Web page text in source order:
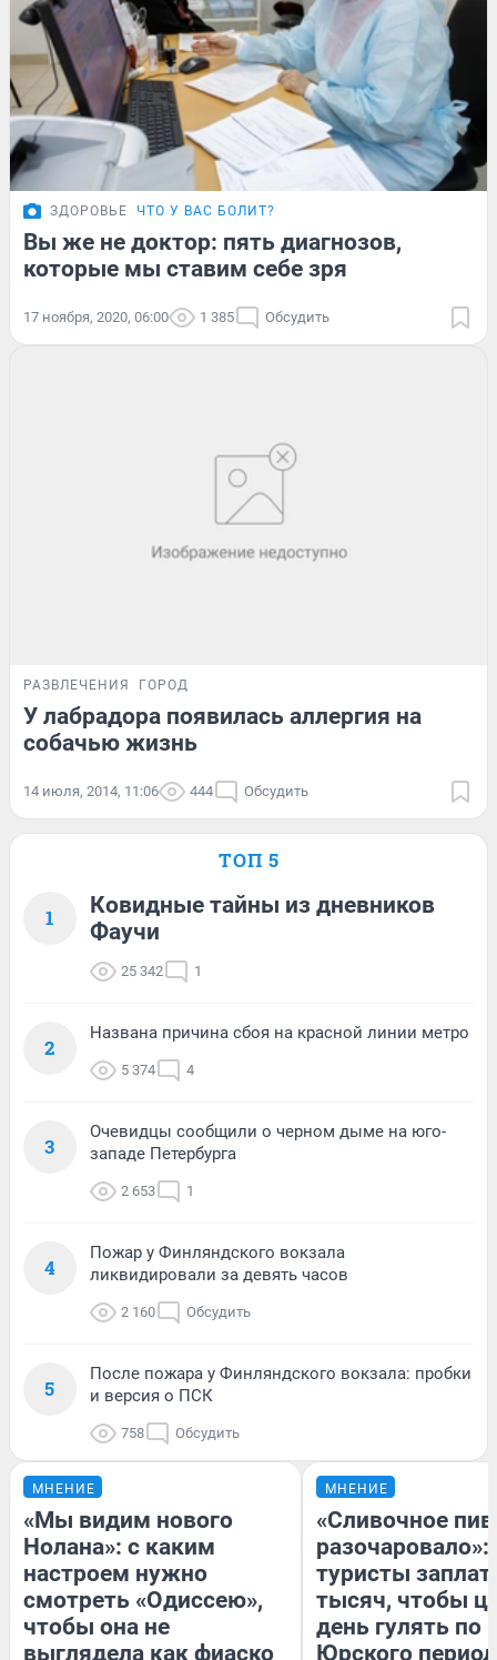
ЗДОРОВЬЕ ЧТО У ВАС БОЛИТ?
Вы же не доктор: пять диагнозов,
которые мы ставим себе зря
17 ноября, 2020, 06:00 1 385 Обсудить
РАЗВЛЕЧЕНИЯ ГОРОД
У лабрадора появилась аллергия на
собачью жизнь
14 июля, 2014, 11:06 444 Обсудить
ТОП 5
1
Ковидные тайны из дневников
Фаучи
25 342 1
2
Названа причина сбоя на красной линии метро
5 374 4
3
Очевидцы сообщили о черном дыме на юго-
западе Петербурга
2 653 1
4
Пожар у Финляндского вокзала
ликвидировали за девять часов
2 160 Обсудить
5
После пожара у Финляндского вокзала: пробки
и версия о ПСК
758 Обсудить
МНЕНИЕ
«Мы видим нового
Нолана»: с каким
настроем нужно
смотреть «Одиссею»,
чтобы она не
выглядела как фиаско
МНЕНИЕ
«Сливочное
разочаровало»:
туристы
тысяч, чтобы
день гулять по
Юрского